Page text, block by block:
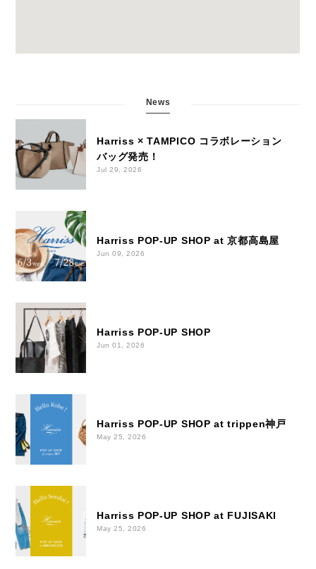
News
Harriss × TAMPICO コラボレーション
バッグ発売！
Jul 29, 2026
Harriss POP-UP SHOP at 京都高島屋
Jun 09, 2026
Harriss POP-UP SHOP
Jun 01, 2026
Harriss POP-UP SHOP at trippen神戸
May 25, 2026
Harriss POP-UP SHOP at FUJISAKI
May 25, 2026